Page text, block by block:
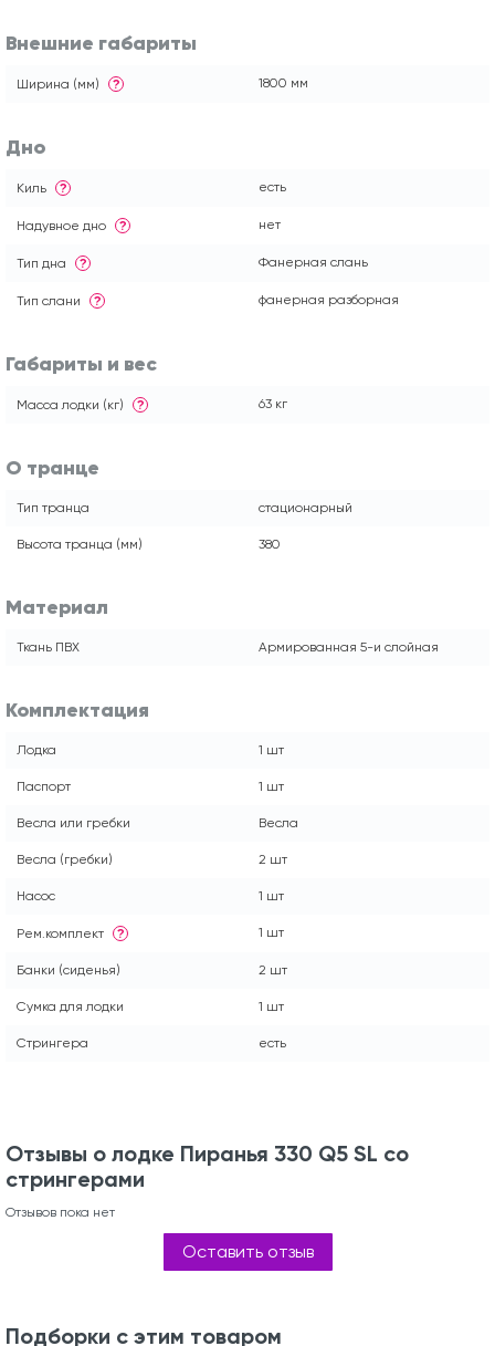
Внешние габариты
Ширина (мм) ? 1800 мм
Дно
Киль ? есть
Надувное дно ? нет
Тип дна ? Фанерная слань
Тип слани ? фанерная разборная
Габариты и вес
Масса лодки (кг) ? 63 кг
О транце
Тип транца стационарный
Высота транца (мм) 380
Материал
Ткань ПВХ Армированная 5-и слойная
Комплектация
Лодка 1 шт
Паспорт 1 шт
Весла или гребки Весла
Весла (гребки) 2 шт
Насос 1 шт
Рем.комплект ? 1 шт
Банки (сиденья) 2 шт
Сумка для лодки 1 шт
Стрингера есть
Отзывы о лодке Пиранья 330 Q5 SL со
стрингерами
Отзывов пока нет
Оставить отзыв
Подборки с этим товаром